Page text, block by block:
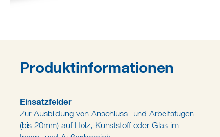
Produktinformationen
Einsatzfelder
Zur Ausbildung von Anschluss- und Arbeitsfugen
(bis 20mm) auf Holz, Kunststoff oder Glas im